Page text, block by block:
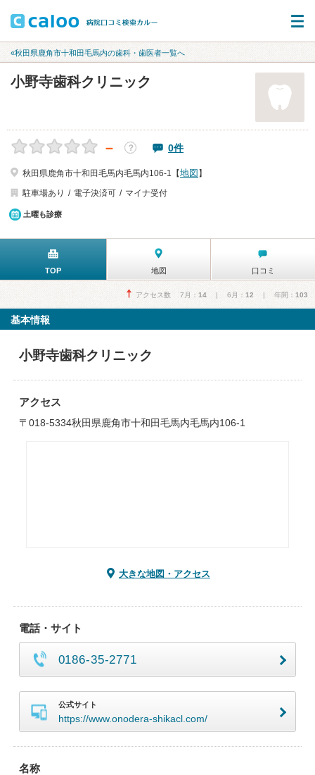
«秋田県鹿角市十和田毛馬内の歯科・歯医者一覧へ
小野寺歯科クリニック
－ ？ 0件
秋田県鹿角市十和田毛馬内毛馬内106-1【地図 】
駐車場あり
電子決済可 マイナ受付
土曜も診療
TOP 地図 口コミ
アクセス数 7月： 14 | 6月： 12 | 年間： 103
基本情報
小野寺歯科クリニック
アクセス
〒018-5334秋田県鹿角市十和田毛馬内毛馬内106-1
大きな地図・アクセス
電話・サイト
0186-35-2771
公式サイト
https://www.onodera-shikacl.com/
名称